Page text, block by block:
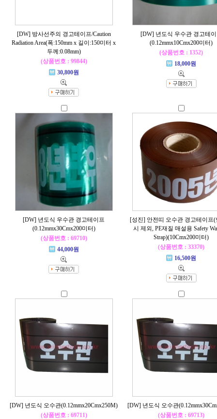
[DW] 방사선주의 경고테이프/Caution
Radiation Area(폭:150mm x 길이:150미터 x
두께:0.08mm)
(상품번호 : 99844)
30,800원
[DW] 년도식 우수관 경고테
(0.12mmx10Cmx200미터)
(상품번호 : 1352)
18,000원
[DW] 년도식 우수관 경고테이프
(0.12mmx30Cmx200미터)
(상품번호 : 69710)
44,000원
[성진] 안전띠 오수관 경고테이프(
시 제외, PE재질 매설용 Safety
Strap)(10Cmx200미터)
(상품번호 : 33370)
16,500원
[DW] 년도식 오수관(0.12mmx20Cmx250M)
(상품번호 : 69711)
[DW] 년도식 오수관
(상품번호 : 69713)